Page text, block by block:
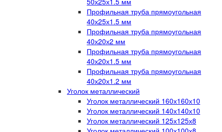
Профильная труба прямоугольная
40х25х1.5 мм
Профильная труба прямоугольная
40х20х2 мм
Профильная труба прямоугольная
40х20х1.5 мм
Профильная труба прямоугольная
40х20х1.2 мм
Уголок металлический
Уголок металлический 160х160х10
Уголок металлический 140х140х10
Уголок металлический 125х125х8